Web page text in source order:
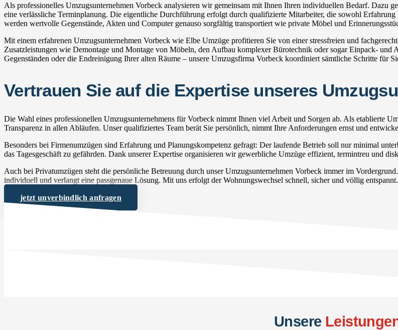
Als professionelles Umzugsunternehmen Vorbeck analysieren wir gemeinsam mit Ihnen Ihren individuellen Bedarf. Dazu
eine verlässliche Terminplanung. Die eigentliche Durchführung erfolgt durch qualifizierte Mitarbeiter, die sowohl
werden wertvolle Gegenstände, Akten und Computer genauso sorgfältig transportiert wie private Möbel und
Mit einem erfahrenen Umzugsunternehmen Vorbeck wie Elbe Umzüge profitieren Sie von einer stressfreien und
Zusatzleistungen wie Demontage und Montage von Möbeln, den Aufbau komplexer Bürotechnik oder sogar Einpack-
Gegenständen oder die Endreinigung Ihrer alten Räume – unsere Umzugsfirma Vorbeck koordiniert sämtliche Schritte für
Vertrauen Sie auf die Expertise unseres
Die Wahl eines professionellen Umzugsunternehmens für Vorbeck nimmt Ihnen viel Arbeit und Sorgen ab. Als etablierte
Transparenz in allen Abläufen. Unser qualifiziertes Team berät Sie persönlich, nimmt Ihre Anforderungen ernst und
Besonders bei Firmenumzügen sind Erfahrung und Planungskompetenz gefragt: Der laufende Betrieb soll nur minimal
das Tagesgeschäft zu gefährden. Dank unserer Expertise organisieren wir gewerbliche Umzüge effizient, termintreu und
Auch bei Privatumzügen steht die persönliche Betreuung durch unser Umzugsunternehmen Vorbeck immer im
individuell und verlangt eine passgenaue Lösung. Mit uns erfolgt der Wohnungswechsel schnell, sicher und völlig entspannt.
jetzt unverbindlich anfragen
Unsere